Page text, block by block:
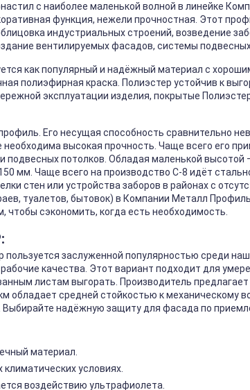
с наиболее маленькой волной в линейке
функция, нежели прочностная. Этот
индустриальных строений, возведение
вентилируемых фасадов, системы
как популярный и надёжный материал с
полиэфирная краска. Полиэстер устойчив к
эксплуатации изделия, покрытые
Его несущая способность сравнительно
необходима высокая прочность. Чаще всего его
подвесных потолков. Обладая маленькой высотой
мм. Чаще всего на производство С-8 идёт
стен или устройства заборов в районах с
туалетов, бытовок) в Компании Металл
сэкономить, когда есть необходимость.
пользуется заслуженной популярностью среди
качества. Этот вариант подходит для
листам выгорать. Производитель
обладает средней стойкостью к механическому
Выбирайте надёжную защиту для фасада по
материал.
условиях.
воздействию ультрафиолета.